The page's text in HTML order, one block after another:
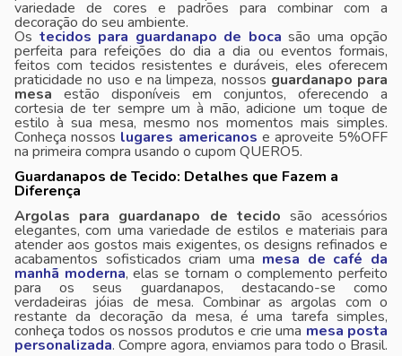
variedade de cores e padrões para combinar com a
decoração do seu ambiente.
Os tecidos para guardanapo de boca são uma opção
perfeita para refeições do dia a dia ou eventos formais,
feitos com tecidos resistentes e duráveis, eles oferecem
praticidade no uso e na limpeza, nossos guardanapo para
mesa estão disponíveis em conjuntos, oferecendo a
cortesia de ter sempre um à mão, adicione um toque de
estilo à sua mesa, mesmo nos momentos mais simples.
Conheça nossos lugares americanos e aproveite 5%OFF
na primeira compra usando o cupom QUERO5.
Guardanapos de Tecido: Detalhes que Fazem a
Diferença
Argolas para guardanapo de tecido são acessórios
elegantes, com uma variedade de estilos e materiais para
atender aos gostos mais exigentes, os designs refinados e
acabamentos sofisticados criam uma mesa de café da
manhã moderna, elas se tornam o complemento perfeito
para os seus guardanapos, destacando-se como
verdadeiras jóias de mesa. Combinar as argolas com o
restante da decoração da mesa, é uma tarefa simples,
conheça todos os nossos produtos e crie uma mesa posta
personalizada. Compre agora, enviamos para todo o Brasil.